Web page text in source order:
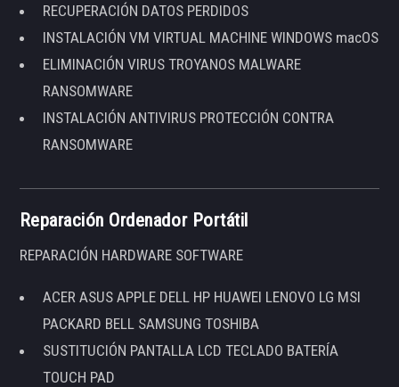
RECUPERACIÓN DATOS PERDIDOS
INSTALACIÓN VM VIRTUAL MACHINE WINDOWS macOS
ELIMINACIÓN VIRUS TROYANOS MALWARE
RANSOMWARE
INSTALACIÓN ANTIVIRUS PROTECCIÓN CONTRA
RANSOMWARE
Reparación Ordenador Portátil
REPARACIÓN HARDWARE SOFTWARE
ACER ASUS APPLE DELL HP HUAWEI LENOVO LG MSI
PACKARD BELL SAMSUNG TOSHIBA
SUSTITUCIÓN PANTALLA LCD TECLADO BATERÍA
TOUCH PAD